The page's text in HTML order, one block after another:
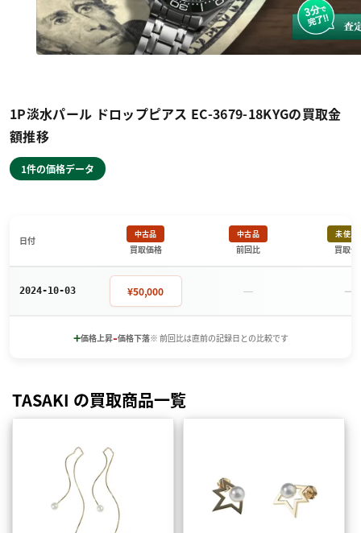
1P淡水パール ドロップピアス EC-3679-18KYGの買取金
額推移
1件の価格データ
日付
中古品
買取価格
中古品
前回比
未使用
買取価
2024-10-03 ¥50,000 － －
+価格上昇-価格下落※ 前回比は直前の記録日との比較です
TASAKI の買取商品一覧